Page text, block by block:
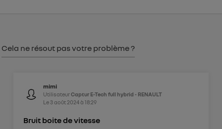
Cela ne résout pas votre problème ?
mimi
UtilisateurCaptur E-Tech full hybrid - RENAULT
Le 3 août 2024à 18:29
Bruit boite de vitesse
Politique d'information sur les données
personnelles d'Utiq